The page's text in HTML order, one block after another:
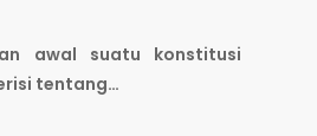
awal suatu konstitusi
tentang…